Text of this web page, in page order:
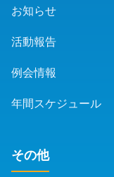
お知らせ
活動報告
例会情報
年間スケジュール
その他